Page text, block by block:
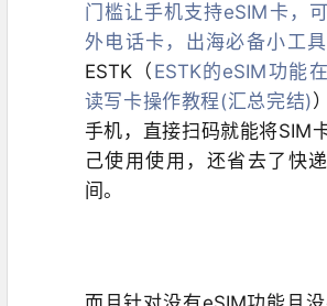
门槛让手机支持eSIM卡，
外电话卡，出海必备小工
ESTK（ ESTK的eSIM功能
读写卡操作教程(汇总完结)
手机，直接扫码就能将SIM
己使用使用，还省去了快
间。